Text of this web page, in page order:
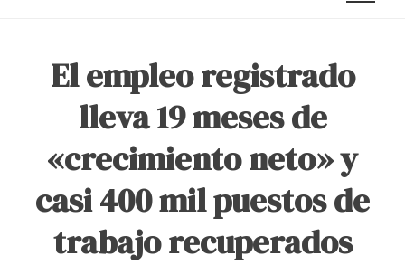
El empleo registrado
lleva 19 meses de
«crecimiento neto» y
casi 400 mil puestos de
trabajo recuperados